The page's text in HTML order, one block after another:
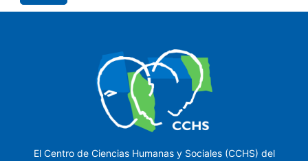
El Centro de Ciencias Humanas y Sociales (CCHS) del